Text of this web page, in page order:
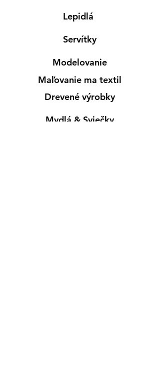
Lepidlá
Servítky
Modelovanie
Maľovanie ma textil
Drevené výrobky
Mydlá & Sviečky